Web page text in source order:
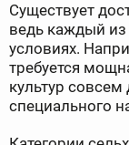
Существует
ведь каждый из
условиях.
требуется
культур
специального